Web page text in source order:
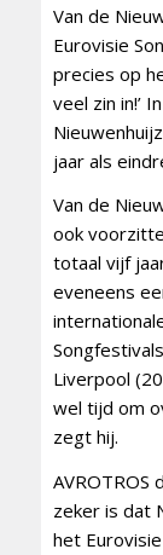
Van de
Eurovisie
precies op
veel zin in!’
jaar als
Van de
ook
totaal vijf
eveneens
Liverpool
wel tijd om
zegt hij.
zeker is dat
het